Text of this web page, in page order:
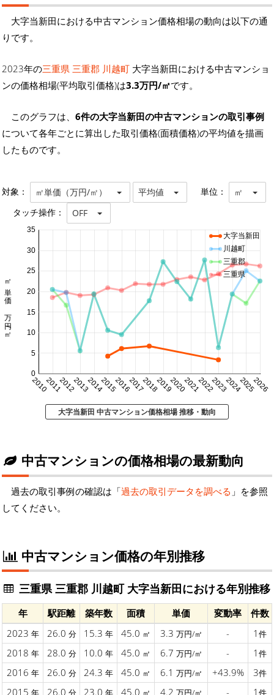
大字当新田における中古マンション価格相場の動向は以下の通
りです。
2023年の三重県 三重郡 川越町 大字当新田における中古マンショ
ンの価格相場(平均取引価格)は3.3万円/㎡です。
このグラフは、 6件の大字当新田の中古マンションの取引事例
について各年ごとに算出した取引価格(面積価格)の平均値を描画
したものです。
対象： ㎡単価（万円/㎡） 平均値 単位： ㎡
タッチ操作： OFF
20102011201220132014201520162017201820192020202120222023202420252026
0
5
10
15
20
25
30
35
㎡単価 万円/㎡
大字当新田
川越町
三重郡
三重県
大字当新田 中古マンション価格相場 推移・動向
中古マンションの価格相場の最新動向
過去の取引事例の確認は「過去の取引データを調べる 」を参照
してください。
中古マンション価格の年別推移
三重県 三重郡 川越町 大字当新田における年別推移
年 駅距離 築年数 面積 単価 変動率
件数
2023 年 26.0 分 15.3 年 45.0 ㎡ 3.3 万円/㎡ - 1 件
2018 年 28.0 分 10.0 年 45.0 ㎡ 6.7 万円/㎡ - 1 件
2016 年 26.0 分 24.3 年 45.0 ㎡ 6.1 万円/㎡ +43.9% 3件
2015 年 26.0 分 23.0 年 45.0 ㎡ 4.2 万円/㎡ - 1 件